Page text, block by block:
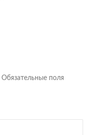
Обязательные поля